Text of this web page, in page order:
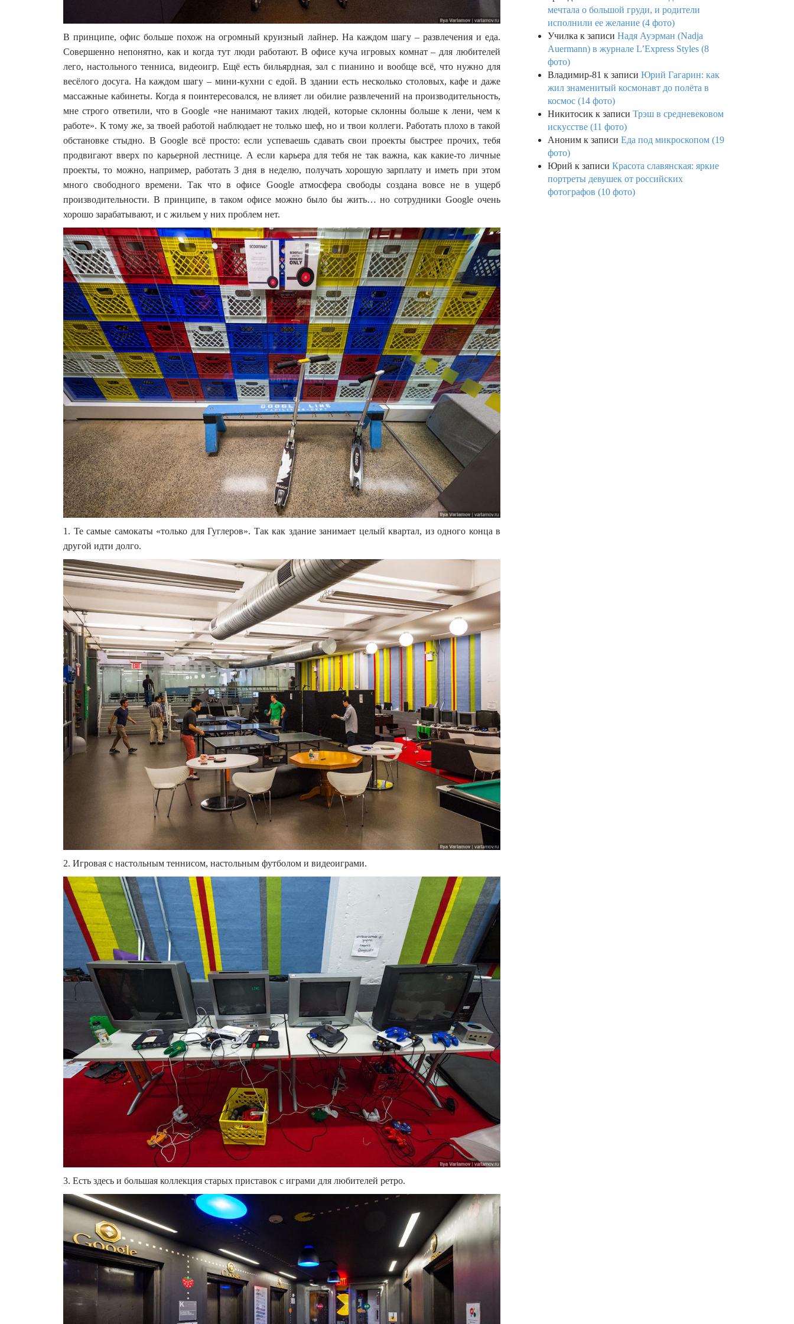
В принципе, офис больше похож на огромный круизный лайнер. На каждом шагу – развлечения и еда.
Совершенно непонятно, как и когда тут люди работают. В офисе куча игровых комнат – для любителей
лего, настольного тенниса, видеоигр. Ещё есть бильярдная, зал с пианино и вообще всё, что нужно для
весёлого досуга. На каждом шагу – мини-кухни с едой. В здании есть несколько столовых, кафе и даже
массажные кабинеты. Когда я поинтересовался, не влияет ли обилие развлечений на производительность,
мне строго ответили, что в Google «не нанимают таких людей, которые склонны больше к лени, чем к
работе». К тому же, за твоей работой наблюдает не только шеф, но и твои коллеги. Работать плохо в такой
обстановке стыдно. В Google всё просто: если успеваешь сдавать свои проекты быстрее прочих, тебя
продвигают вверх по карьерной лестнице. А если карьера для тебя не так важна, как какие-то личные
проекты, то можно, например, работать 3 дня в неделю, получать хорошую зарплату и иметь при этом
много свободного времени. Так что в офисе Google атмосфера свободы создана вовсе не в ущерб
производительности. В принципе, в таком офисе можно было бы жить… но сотрудники Google очень
хорошо зарабатывают, и с жильем у них проблем нет.
1. Те самые самокаты «только для Гуглеров». Так как здание занимает целый квартал, из одного конца в
другой идти долго.
2. Игровая с настольным теннисом, настольным футболом и видеоиграми.
3. Есть здесь и большая коллекция старых приставок с играми для любителей ретро.
мечтала о большой груди, и родители
исполнили ее желание (4 фото)
Училка к записи Надя Ауэрман (Nadja
Auermann) в журнале L’Express Styles (8
фото)
Владимир-81 к записи Юрий Гагарин: как
жил знаменитый космонавт до полёта в
космос (14 фото)
Никитосик к записи Трэш в средневековом
искусстве (11 фото)
Аноним к записи Еда под микроскопом (19
фото)
Юрий к записи Красота славянская: яркие
портреты девушек от российских
фотографов (10 фото)